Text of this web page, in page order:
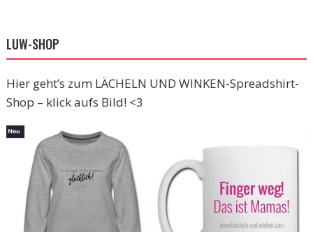
LUW-SHOP
Hier geht’s zum LÄCHELN UND WINKEN-Spreadshirt-
Shop – klick aufs Bild! <3